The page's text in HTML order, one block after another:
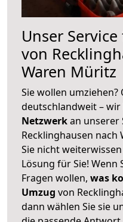
Unser
von
Waren Müritz
Sie wollen umziehen?
deutschlandweit – wir
Netzwerkan unserer
Recklinghausen
Sie nicht
Lösung für Sie!
Fragen wollen, was
Umzug von
dann wählen Sie sie